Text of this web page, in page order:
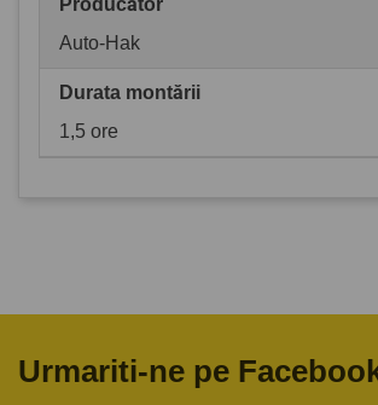
Auto-Hak
Durata montării
1,5 ore
Urmariti-ne pe